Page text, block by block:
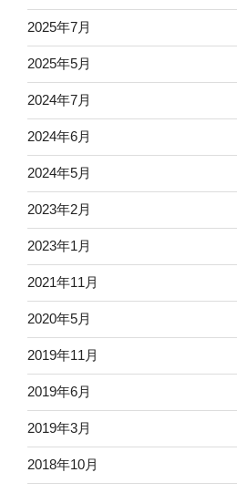
2025年7月
2025年5月
2024年7月
2024年6月
2024年5月
2023年2月
2023年1月
2021年11月
2020年5月
2019年11月
2019年6月
2019年3月
2018年10月